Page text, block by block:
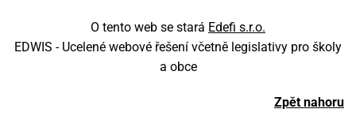
O tento web se stará Edefi s.r.o.
EDWIS - Ucelené webové řešení včetně legislativy pro školy
a obce
Zpět nahoru